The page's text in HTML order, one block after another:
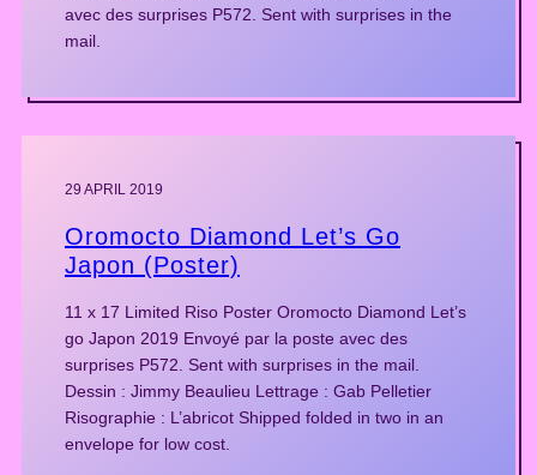
avec des surprises P572. Sent with surprises in the
mail.
29 APRIL 2019
Oromocto Diamond Let’s Go
Japon (Poster)
11 x 17 Limited Riso Poster Oromocto Diamond Let’s
go Japon 2019 Envoyé par la poste avec des
surprises P572. Sent with surprises in the mail.
Dessin : Jimmy Beaulieu Lettrage : Gab Pelletier
Risographie : L’abricot Shipped folded in two in an
envelope for low cost.